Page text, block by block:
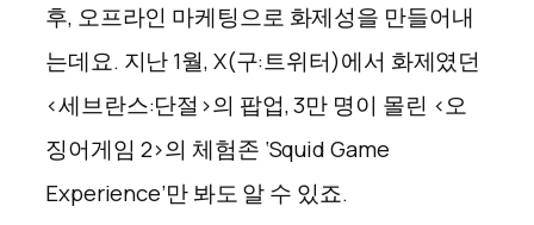
후, 오프라인 마케팅으로 화제성을 만들어내
는데요. 지난 1월, X(구:트위터)에서 화제였던
<세브란스:단절>의 팝업, 3만 명이 몰린 <오
징어게임 2>의 체험존 ‘Squid Game
Experience’만 봐도 알 수 있죠.